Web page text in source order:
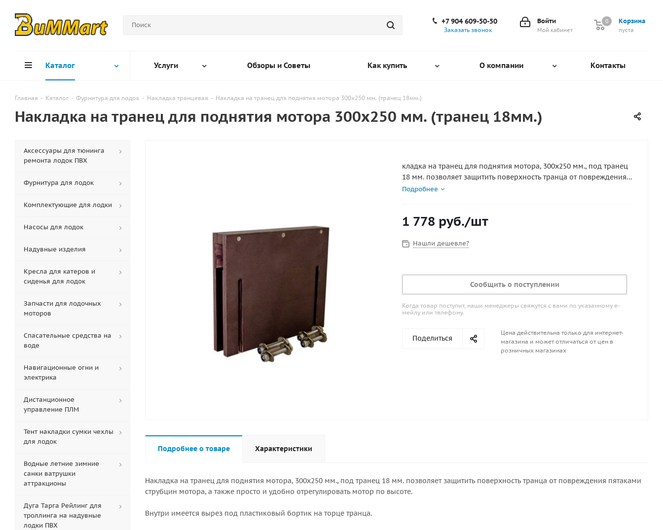
Корзина
0
пуста
0
Войти
Мой кабинет
+7 904 609-50-50
Заказать звонок
Каталог Услуги Обзоры и Советы Как купить О компании Контакты
Главная - Каталог - Фурнитура для лодок - Накладка транцевая - Накладка на транец для поднятия мотора 300х250 мм. (транец 18мм.)
Накладка на транец для поднятия мотора 300х250 мм. (транец 18мм.)
кладка на транец для поднятия мотора, 300х250 мм., под транец
18 мм. позволяет защитить поверхность транца от повреждения
пятаками струбцин мотора, а также просто и удобно
Подробнее
1 778 руб./шт
Нашли дешевле?
Сообщить о поступлении
Когда товар поступит, наши менеджеры свяжутся с вами по указанному е-
мейлу или телефону.
Поделиться
Цена действительна только для интернет-
магазина и может отличаться от цен в
розничных магазинах
Подробнее о товаре Характеристики
Накладка на транец для поднятия мотора, 300х250 мм., под транец 18 мм. позволяет защитить поверхность транца от повреждения пятаками
струбцин мотора, а также просто и удобно отрегулировать мотор по высоте.
Внутри имеется вырез под пластиковый бортик на торце транца.
Аксессуары для тюнинга
ремонта лодок ПВХ
Фурнитура для лодок
Комплектующие для лодки
Насосы для лодок
Надувные изделия
Кресла для катеров и
сиденья для лодок
Запчасти для лодочных
моторов
Спасательные средства на
воде
Навигационные огни и
электрика
Дистанционное
управление ПЛМ
Тент накладки сумки чехлы
для лодок
Водные летние зимние
санки ватрушки
аттракционы
Дуга Тарга Рейлинг для
троллинга на надувные
лодки ПВХ